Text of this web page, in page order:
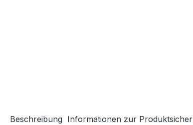
Beschreibung Informationen zur